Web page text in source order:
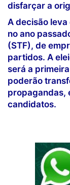
disfarçar a
A decisão
no ano
(STF), de
partidos. A
será a
poderão
propagandas,
candidatos.